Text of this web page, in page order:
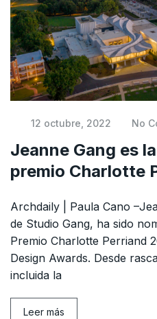
12 octubre, 2022 No
Jeanne Gang es
premio Charlotte
Archdaily | Paula Cano
de Studio Gang, ha sido
Premio Charlotte Perriand
Design Awards. Desde
incluida la
Leer más